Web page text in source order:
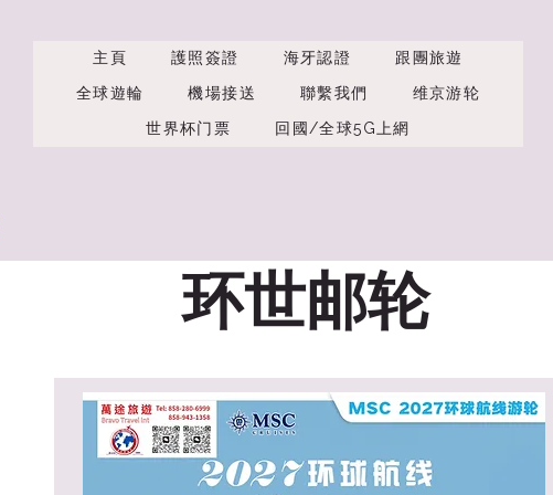
主頁 護照簽證 海牙認證
跟團旅遊
全球遊輪
機場接送 聯繫我們
维京游轮
世界杯门票
回國/全球5G上網
环世邮轮